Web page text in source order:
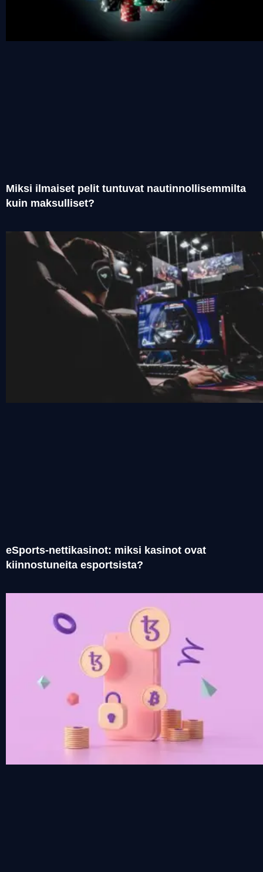
Miksi ilmaiset pelit tuntuvat nautinnollisemmilta
kuin maksulliset?
eSports-nettikasinot: miksi kasinot ovat
kiinnostuneita esportsista?